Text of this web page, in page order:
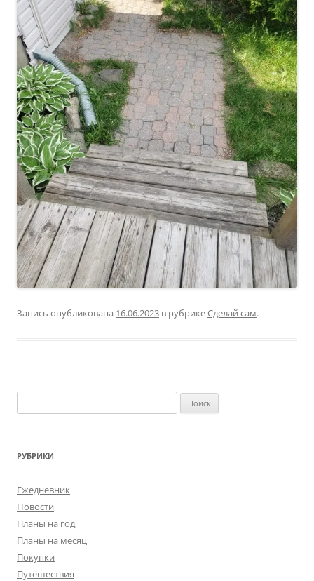
Запись опубликована 16.06.2023 в рубрикеСделай сам.
РУБРИКИ
Ежедневник
Новости
Планы на год
Планы на месяц
Покупки
Путешествия